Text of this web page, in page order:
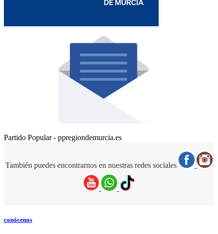
Partido Popular - ppregiondemurcia.es
También puedes encontrarnos en nuestras redes sociales
conócenos